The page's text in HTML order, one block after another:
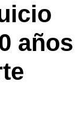
años